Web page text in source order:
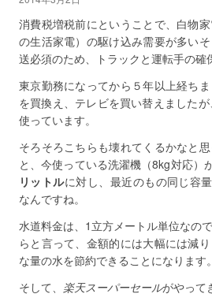
消費税増税前にということで、白物
の生活家電）の駆け込み需要が多い
送必須のため、トラックと運転手の確
東京勤務になってから５年以上経ち
を買換え、テレビを買い替えました
使っています。
そろそろこちらも壊れてくるかなと
と、今使っている洗濯機（8kg対応）
リットルに対し、最近のもの同じ容
なんですね。
水道料金は、1立方メートル単位なの
らと言って、金額的には大幅には減
な量の水を節約できることになります。
そして、 楽天スーパーセールがやって